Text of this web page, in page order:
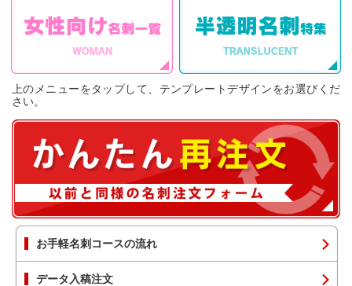
上のメニューをタップして、テンプレートデザインをお選びくだ
さい。
お手軽名刺コースの流れ
データ入稿注文